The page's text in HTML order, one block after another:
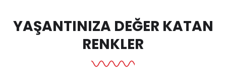
YAŞANTINIZA DEĞER KATAN
RENKLER